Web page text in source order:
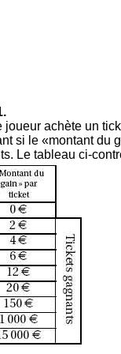
achète un
si le «montant du
Le tableau ci-